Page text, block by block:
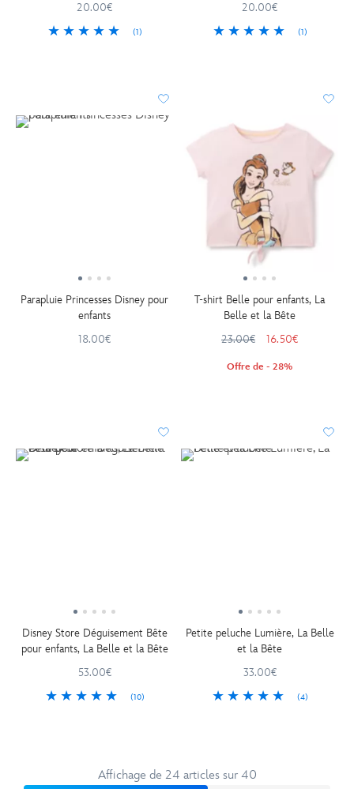
20.00€
(1)
20.00€
(1)
Parapluie Princesses Disney pour
enfants
18.00€
T-shirt Belle pour enfants, La
Belle et la Bête
23.00€
16.50€
Offre de - 28%
Disney Store Déguisement Bête
pour enfants, La Belle et la Bête
53.00€
(10)
Petite peluche Lumière, La Belle
et la Bête
33.00€
(4)
Affichage de 24 articles sur 40